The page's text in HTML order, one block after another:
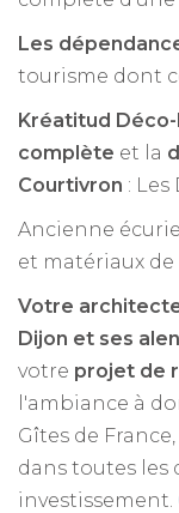
Les
tourisme dont
Kréatitud
complète et la
Courtivron :
Ancienne
et matériaux
Votre
Dijon et ses
votre projet de
l'ambiance à
Gîtes de
dans toutes les
investissement.